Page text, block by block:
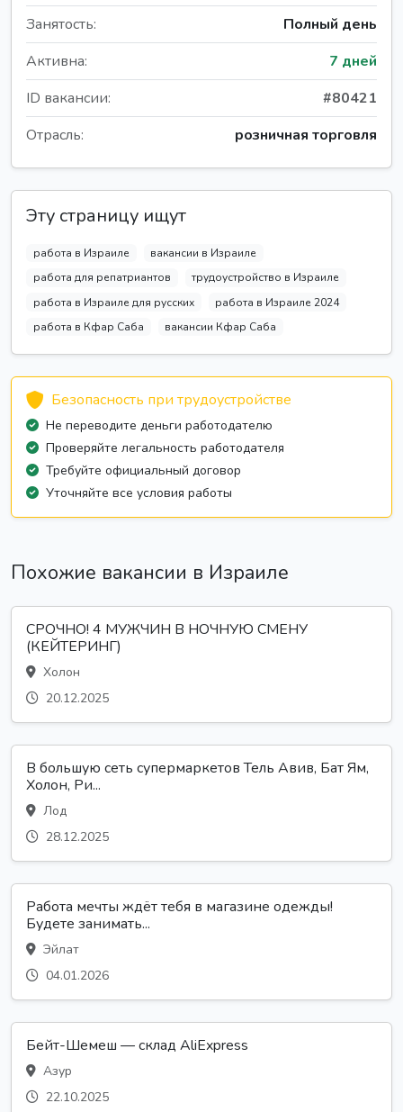
Занятость:
Полный день
Активна:
7 дней
ID вакансии:
#80421
Отрасль:
розничная торговля
Эту страницу ищут
работа в Израиле
вакансии в Израиле
работа для репатриантов
трудоустройство в Израиле
работа в Израиле для русских
работа в Израиле 2024
работа в Кфар Саба
вакансии Кфар Саба
Безопасность при трудоустройстве
Не переводите деньги работодателю
Проверяйте легальность работодателя
Требуйте официальный договор
Уточняйте все условия работы
Похожие вакансии в Израиле
СРОЧНО! 4 МУЖЧИН В НОЧНУЮ СМЕНУ
(КЕЙТЕРИНГ)
Холон
20.12.2025
В большую сеть супермаркетов Тель Авив, Бат Ям,
Холон, Ри...
Лод
28.12.2025
Работа мечты ждёт тебя в магазине одежды!
Будете занимать...
Эйлат
04.01.2026
Бейт-Шемеш — склад AliExpress
Азур
22.10.2025